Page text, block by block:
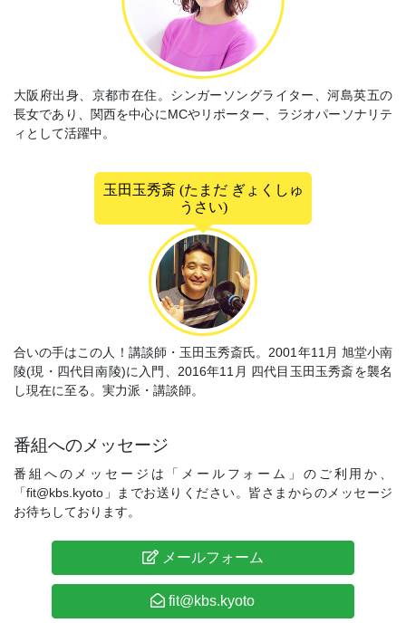
大阪府出身、京都市在住。シンガーソングライター、河島英五の
長女であり、関西を中心にMCやリポーター、ラジオパーソナリテ
ィとして活躍中。
玉田玉秀斎 (たまだ ぎょくしゅ
うさい)
合いの手はこの人！講談師・玉田玉秀斎氏。2001年11月 旭堂小南
陵(現・四代目南陵)に入門、2016年11月 四代目玉田玉秀斎を襲名
し現在に至る。実力派・講談師。
番組へのメッセージ
番組へのメッセージは「メールフォーム」のご利用か、
「fit@kbs.kyoto」までお送りください。皆さまからのメッセージ
お待ちしております。
メールフォーム
fit@kbs.kyoto